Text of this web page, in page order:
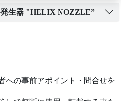
発生器 "HELIX NOZZLE”
への事前アポイント・問合せを